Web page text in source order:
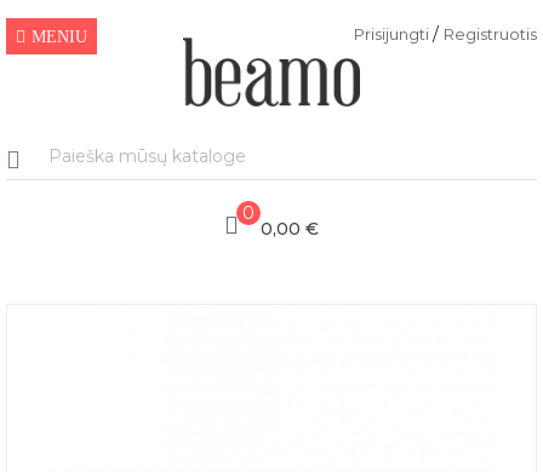
MENIU Prisijungti/ Registruotis
0
0,00 €